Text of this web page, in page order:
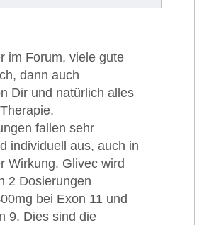
im Forum, viele gute
dann auch
Dir und natürlich alles
fallen sehr
individuell aus, auch in
Wirkung. Glivec wird
2 Dosierungen
bei Exon 11 und
9. Dies sind die